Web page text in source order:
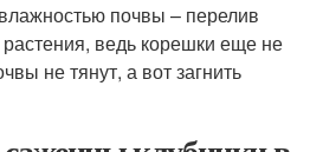
почвы – перелив
ведь корешки еще не
не тянут, а вот загнить